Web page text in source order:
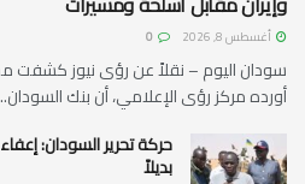
أغسطس 8, 2026
سودان اليوم – نقلاً عن رؤى نيوز كشفت
أورده مركز رؤى الإعلامي، أن بنك
حركة تحرير السودان:
بديلاً